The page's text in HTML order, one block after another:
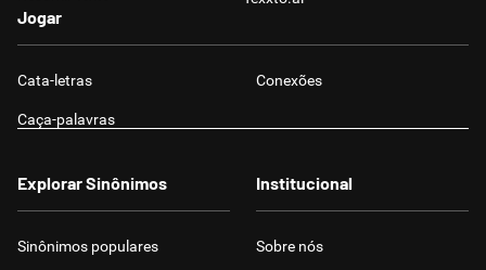
Jogar
Cata-letras Conexões
Caça-palavras
Explorar Sinônimos
Sinônimos populares
Institucional
Sobre nós